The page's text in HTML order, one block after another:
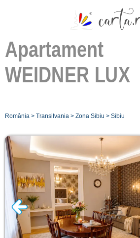
Apartament
WEIDNER LUX
România > Transilvania > Zona Sibiu > Sibiu